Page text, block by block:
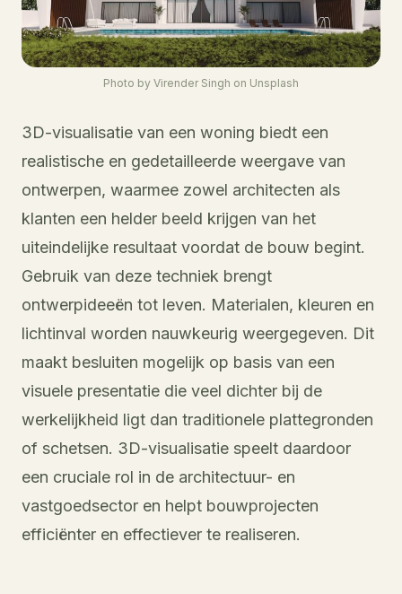
Photo by Virender Singh on Unsplash
3D-visualisatie van een woning biedt een
realistische en gedetailleerde weergave van
ontwerpen, waarmee zowel architecten als
klanten een helder beeld krijgen van het
uiteindelijke resultaat voordat de bouw begint.
Gebruik van deze techniek brengt
ontwerpideeën tot leven. Materialen, kleuren en
lichtinval worden nauwkeurig weergegeven. Dit
maakt besluiten mogelijk op basis van een
visuele presentatie die veel dichter bij de
werkelijkheid ligt dan traditionele plattegronden
of schetsen. 3D-visualisatie speelt daardoor
een cruciale rol in de architectuur- en
vastgoedsector en helpt bouwprojecten
efficiënter en effectiever te realiseren.